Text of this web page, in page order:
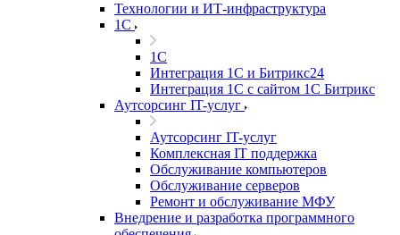
Технологии и ИТ-инфраструктура
1С
1С
Интеграция 1С и Битрикс24
Интеграция 1С с сайтом 1С Битрикс
Аутсорсинг IT-услуг
Аутсорсинг IT-услуг
Комплексная IT поддержка
Обслуживание компьютеров
Обслуживание серверов
Ремонт и обслуживание МФУ
Внедрение и разработка программного